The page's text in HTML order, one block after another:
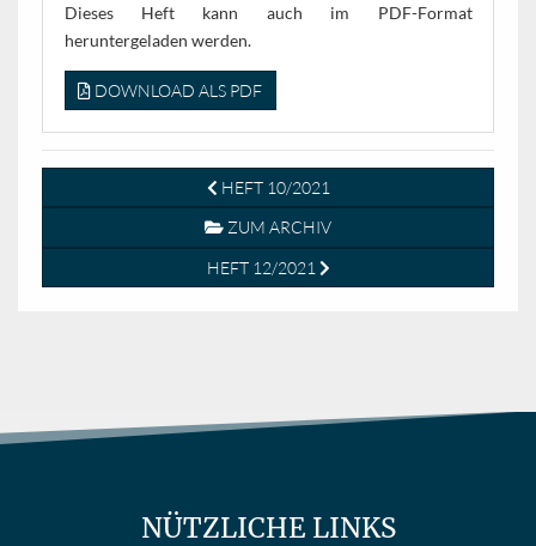
Dieses Heft kann auch im PDF-Format
heruntergeladen werden.
DOWNLOAD ALS PDF
HEFT 10/2021
ZUM ARCHIV
HEFT 12/2021
NÜTZLICHE LINKS